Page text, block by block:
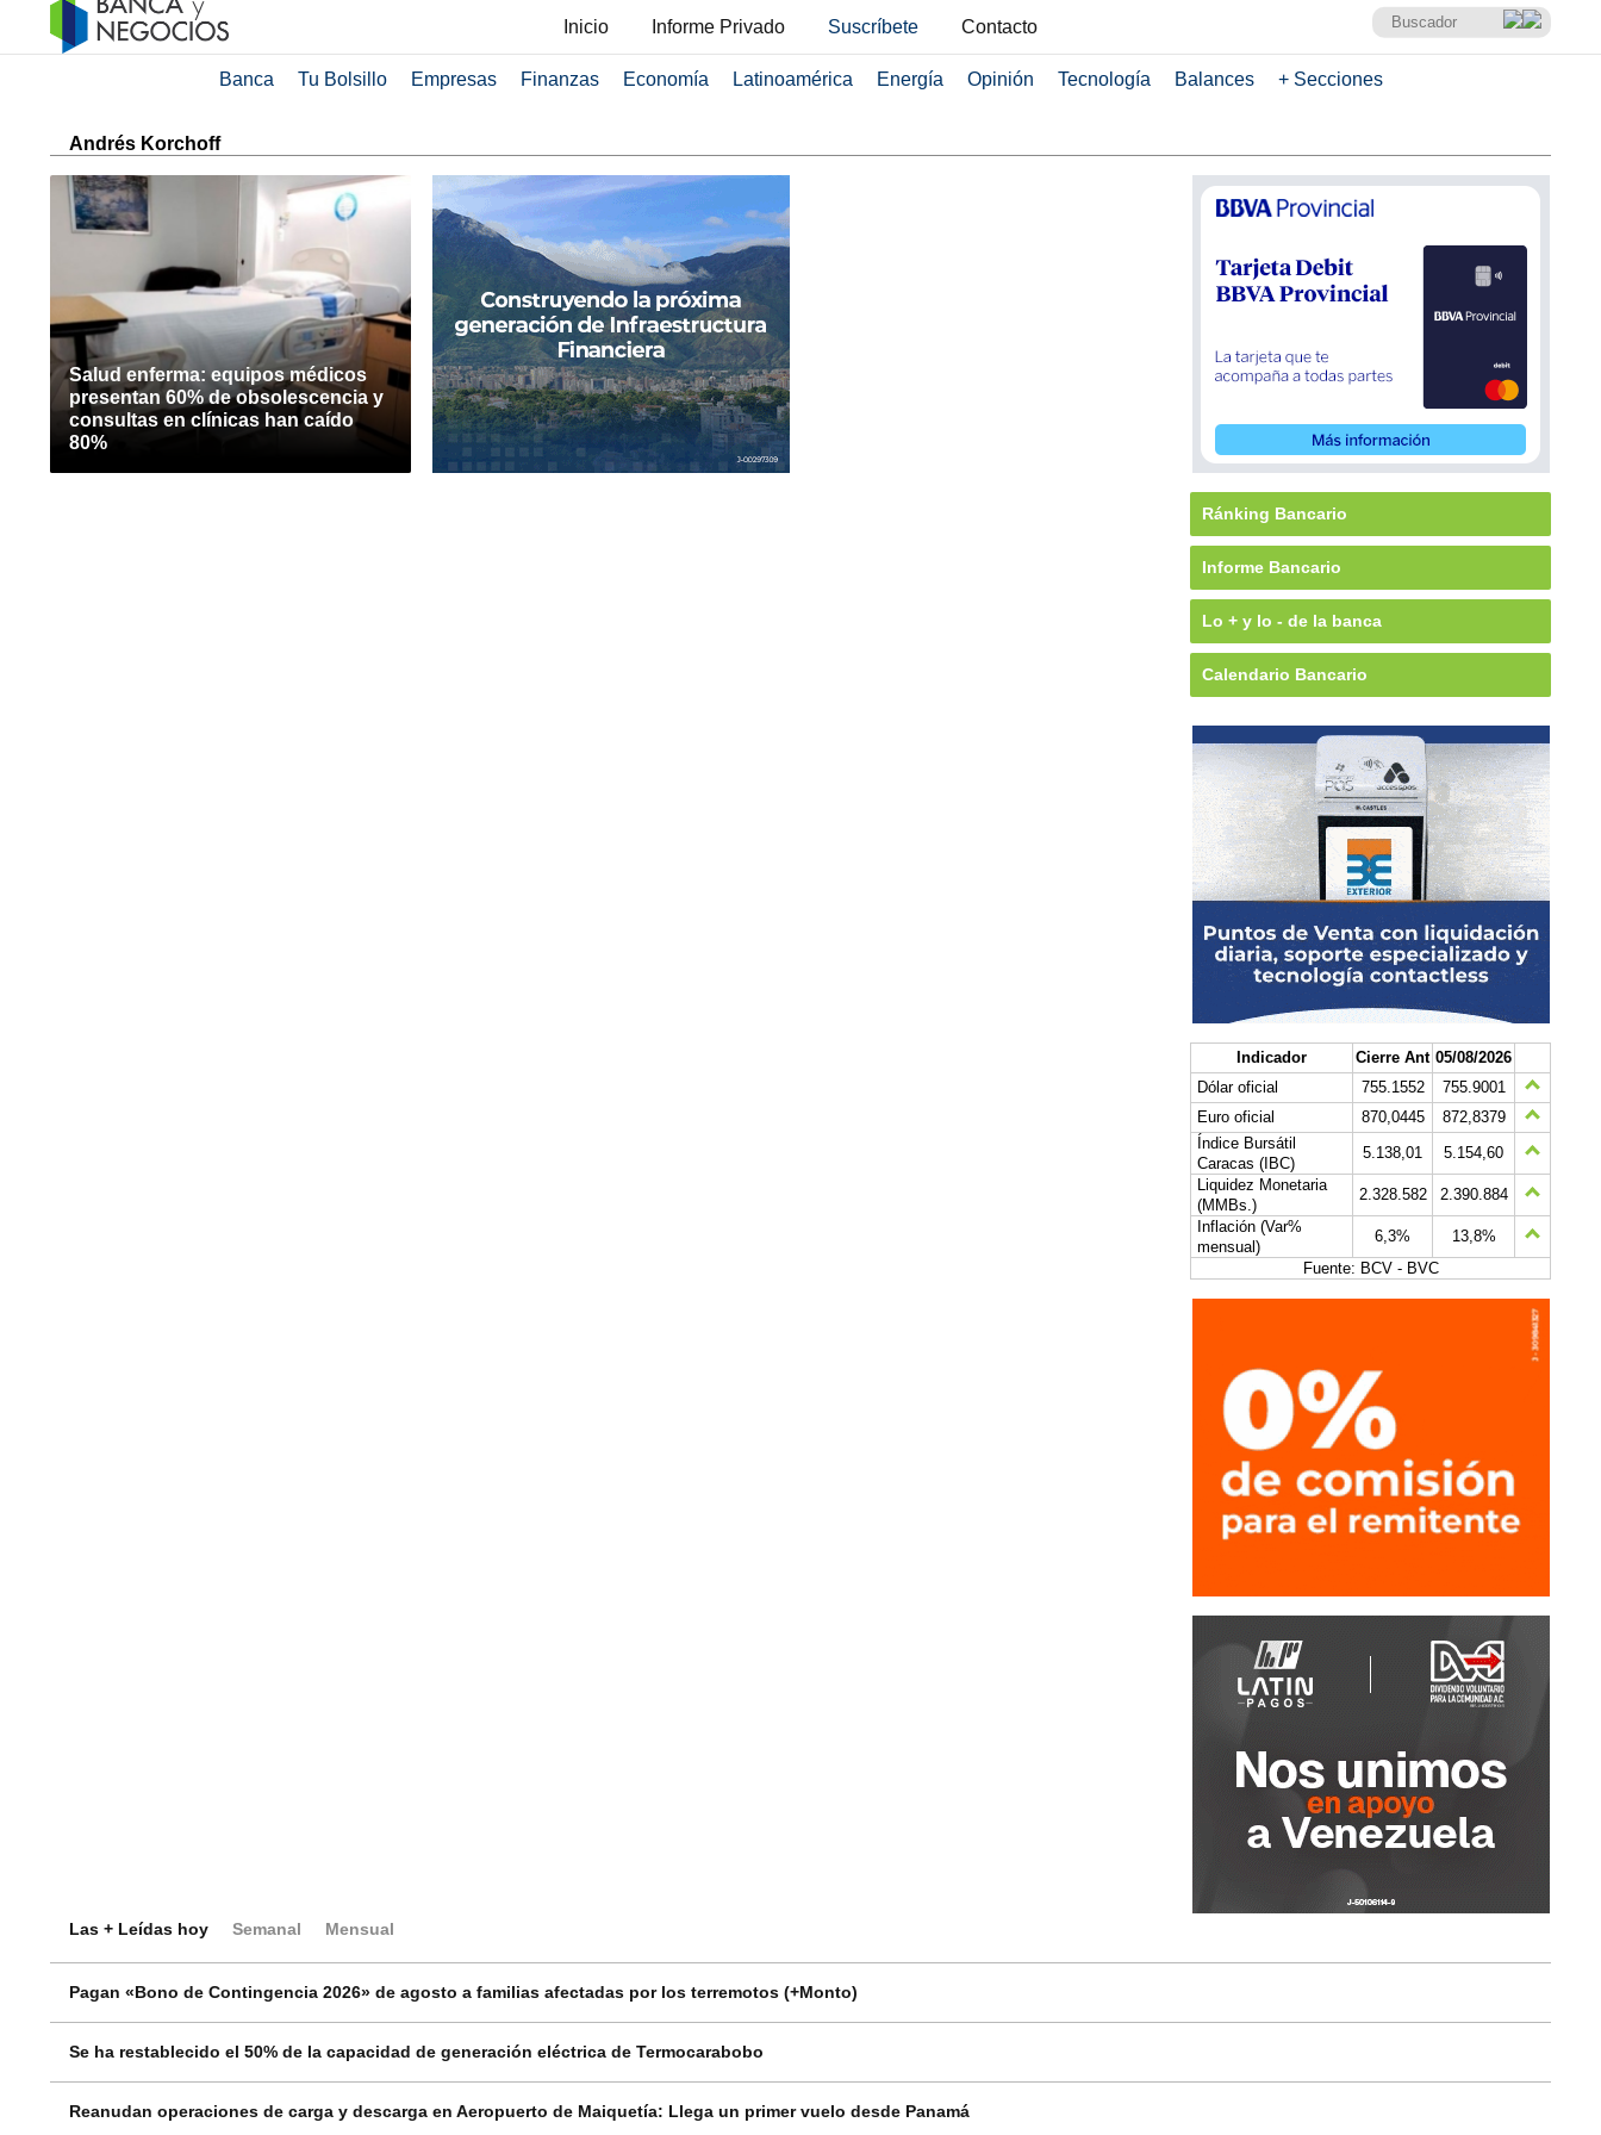
Inicio Informe Privado Suscríbete Contacto
Banca Tu Bolsillo Empresas Finanzas Economía Latinoamérica Energía Opinión Tecnología Balances + Secciones
Andrés Korchoff
Salud enferma: equipos médicos
presentan 60% de obsolescencia y
consultas en clínicas han caído
80%
Ránking Bancario
Informe Bancario
Lo + y lo - de la banca
Calendario Bancario
Indicador Cierre Ant 05/08/2026
Dólar oficial
755.1552
755.9001
Euro oficial
870,0445
872,8379
Índice Bursátil
Caracas (IBC)
5.138,01
5.154,60
Liquidez Monetaria
(MMBs.)
2.328.582
2.390.884
Inflación (Var%
mensual)
6,3%
13,8%
Fuente: BCV - BVC
Las + Leídas hoy Semanal Mensual
Pagan «Bono de Contingencia 2026» de agosto a familias afectadas por los terremotos (+Monto)
Se ha restablecido el 50% de la capacidad de generación eléctrica de Termocarabobo
Reanudan operaciones de carga y descarga en Aeropuerto de Maiquetía: Llega un primer vuelo desde Panamá